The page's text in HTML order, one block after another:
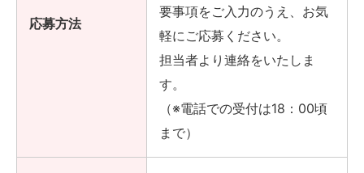
応募方法
要事項をご入力のうえ、お気
軽にご応募ください。
担当者より連絡をいたしま
す。
（※電話での受付は18：00頃
まで）